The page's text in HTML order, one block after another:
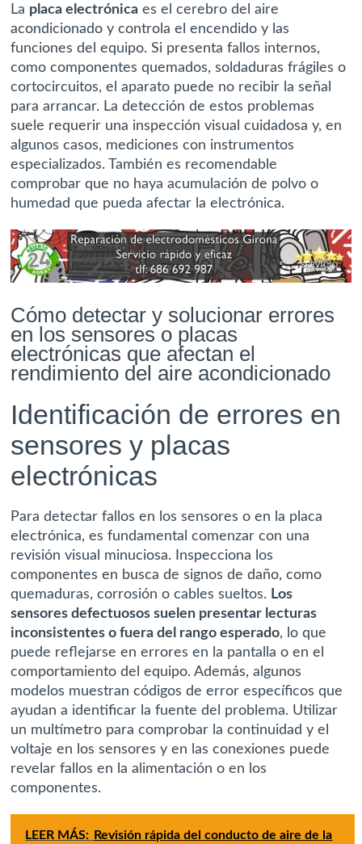
La placa electrónica es el cerebro del aire
acondicionado y controla el encendido y las
funciones del equipo. Si presenta fallos internos,
como componentes quemados, soldaduras frágiles o
cortocircuitos, el aparato puede no recibir la señal
para arrancar. La detección de estos problemas
suele requerir una inspección visual cuidadosa y, en
algunos casos, mediciones con instrumentos
especializados. También es recomendable
comprobar que no haya acumulación de polvo o
humedad que pueda afectar la electrónica.
Cómo detectar y solucionar errores
en los sensores o placas
electrónicas que afectan el
rendimiento del aire acondicionado
Identificación de errores en
sensores y placas
electrónicas
Para detectar fallos en los sensores o en la placa
electrónica, es fundamental comenzar con una
revisión visual minuciosa. Inspecciona los
componentes en busca de signos de daño, como
quemaduras, corrosión o cables sueltos. Los
sensores defectuosos suelen presentar lecturas
inconsistentes o fuera del rango esperado, lo que
puede reflejarse en errores en la pantalla o en el
comportamiento del equipo. Además, algunos
modelos muestran códigos de error específicos que
ayudan a identificar la fuente del problema. Utilizar
un multímetro para comprobar la continuidad y el
voltaje en los sensores y en las conexiones puede
revelar fallos en la alimentación o en los
componentes.
LEER MÁS: Revisión rápida del conducto de aire de la